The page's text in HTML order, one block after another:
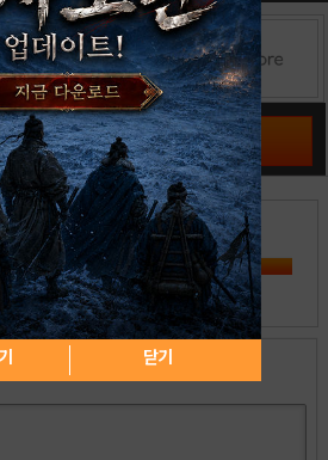
커뮤니티 바로가기
닫기